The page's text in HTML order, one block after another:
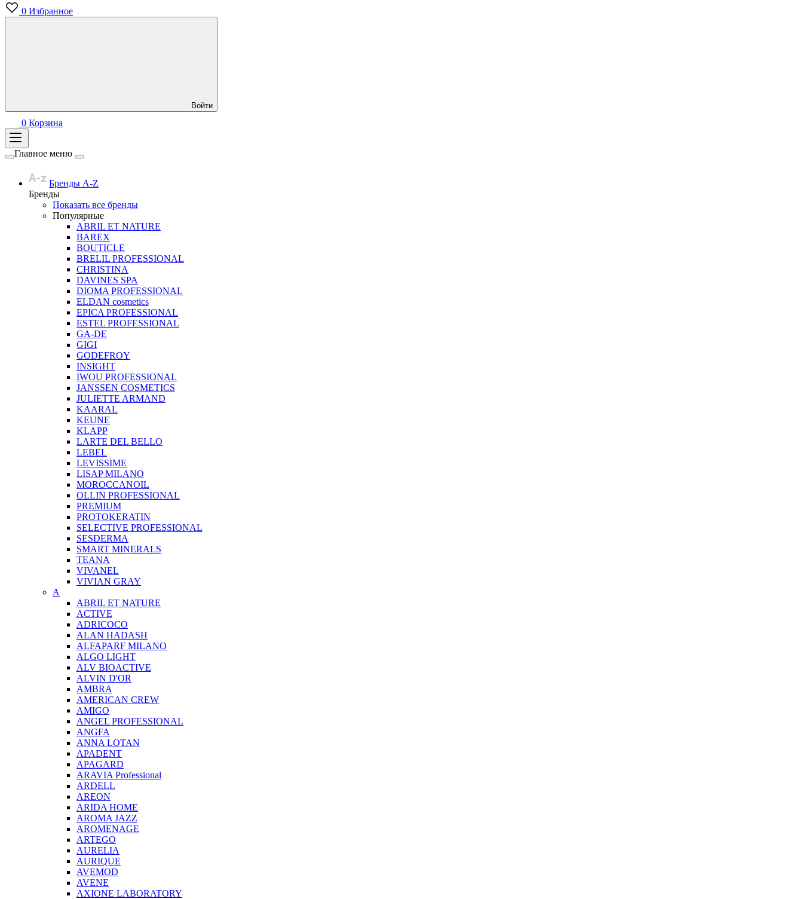
0 Избранное
Войти
0 Корзина
Главное меню
Бренды A-Z
Бренды
Показать все бренды
Популярные
ABRIL ET NATURE
BAREX
BOUTICLE
BRELIL PROFESSIONAL
CHRISTINA
DAVINES SPA
DIOMA PROFESSIONAL
ELDAN cosmetics
EPICA PROFESSIONAL
ESTEL PROFESSIONAL
GA-DE
GIGI
GODEFROY
INSIGHT
IWOU PROFESSIONAL
JANSSEN COSMETICS
JULIETTE ARMAND
KAARAL
KEUNE
KLAPP
LARTE DEL BELLO
LEBEL
LEVISSIME
LISAP MILANO
MOROCCANOIL
OLLIN PROFESSIONAL
PREMIUM
PROTOKERATIN
SELECTIVE PROFESSIONAL
SESDERMA
SMART MINERALS
TEANA
VIVANEL
VIVIAN GRAY
A
ABRIL ET NATURE
ACTIVE
ADRICOCO
ALAN HADASH
ALFAPARF MILANO
ALGO LIGHT
ALV BIOACTIVE
ALVIN D'OR
AMBRA
AMERICAN CREW
AMIGO
ANGEL PROFESSIONAL
ANGFA
ANNA LOTAN
APADENT
APAGARD
ARAVIA Professional
ARDELL
AREON
ARIDA HOME
AROMA JAZZ
AROMENAGE
ARTEGO
AURELIA
AURIQUE
AVEMOD
AVENE
AXIONE LABORATORY